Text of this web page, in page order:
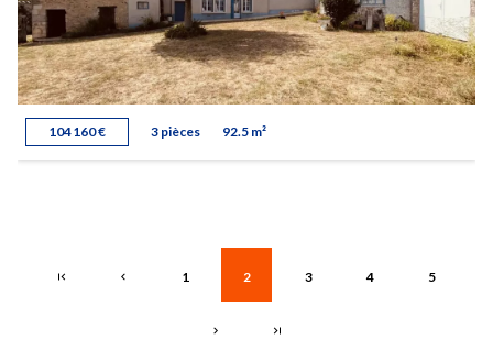
104 160 € 3 pièces 92.5 m²
1 2 3 4 5